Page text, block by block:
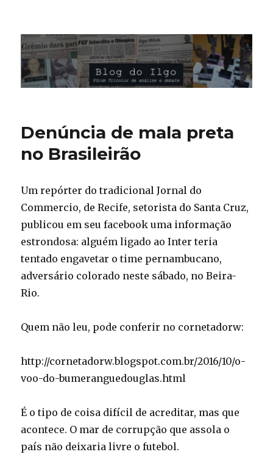
Blog do Ilgo Wink
Denúncia de mala preta
no Brasileirão
Um repórter do tradicional Jornal do
Commercio, de Recife, setorista do Santa Cruz,
publicou em seu facebook uma informação
estrondosa: alguém ligado ao Inter teria
tentado engavetar o time pernambucano,
adversário colorado neste sábado, no Beira-
Rio.
Quem não leu, pode conferir no cornetadorw:
http://cornetadorw.blogspot.com.br/2016/10/o-
voo-do-bumeranguedouglas.html
É o tipo de coisa difícil de acreditar, mas que
acontece. O mar de corrupção que assola o
país não deixaria livre o futebol.